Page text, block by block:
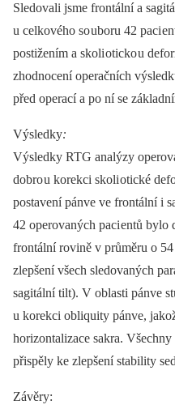
Sledovali jsme frontální a
u celkového so uboru 42 paci
postižením a skoli oticko u
zhodnocení operačních
před operací a po ní se
Výsledky:
Výsledky RTG analýzy
dobro u korekci skoli otické
postavení pánve ve frontální i
42 operovaných paci entů bylo
frontální rovině v průměru o
zlepšení všech sledovaných
sagitální tilt). V oblasti pánve
u korekci obliquity pánve,
horizontalizace sakra.
přispěly ke zlepšení stability
Závěry: